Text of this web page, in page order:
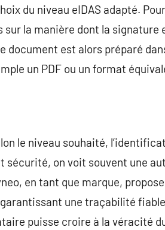
du niveau eIDAS adapté.
la manière dont la signature
document est alors préparé
un PDF ou un format
le niveau souhaité,
on voit souvent une
en tant que marque,
une traçabilité
puisse croire à la véracité